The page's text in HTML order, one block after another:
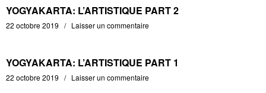
YOGYAKARTA: L’ARTISTIQUE PART 2
22 octobre 2019 Laisser un commentaire
YOGYAKARTA: L’ARTISTIQUE PART 1
22 octobre 2019 Laisser un commentaire